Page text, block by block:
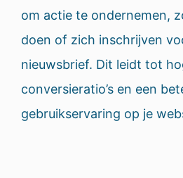
om actie te ondernemen,
doen of zich inschrijven
nieuwsbrief. Dit leidt tot
conversieratio’s en een
gebruikservaring op je